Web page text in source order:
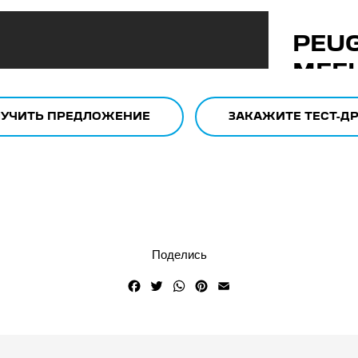
ПРЕДЛОЖЕНИЕ ЗАКАЖИТЕ ТЕСТ-
Поделись
Facebook
TwitterWhatsAppPinterest